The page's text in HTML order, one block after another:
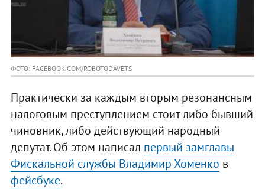
ФОТО: FACEBOOK.COM/ROBOTODAVETS
Практически за каждым вторым резонансным
налоговым преступлением стоит либо бывший
чиновник, либо действующий народный
депутат. Об этом написал первый замглавы
Фискальной службы Владимир Хоменко в
фейсбуке.